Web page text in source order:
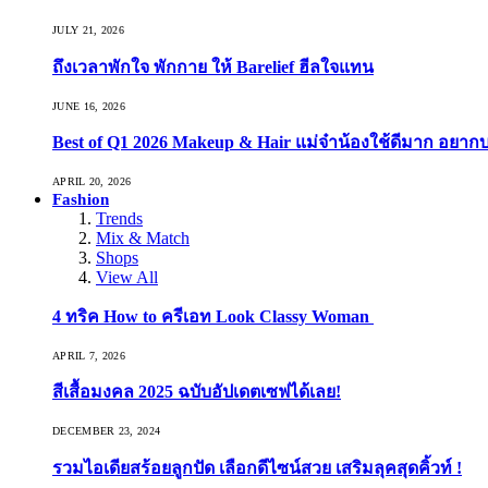
JULY 21, 2026
ถึงเวลาพักใจ พักกาย ให้ Barelief ฮีลใจแทน
JUNE 16, 2026
Best of Q1 2026 Makeup & Hair แม่จ๋าน้องใช้ดีมาก อยาก
APRIL 20, 2026
Fashion
Trends
Mix & Match
Shops
View All
4 ทริค How to ครีเอท Look Classy Woman
APRIL 7, 2026
สีเสื้อมงคล 2025 ฉบับอัปเดตเซฟได้เลย!
DECEMBER 23, 2024
รวมไอเดียสร้อยลูกปัด เลือกดีไซน์สวย เสริมลุคสุดคิ้วท์ !